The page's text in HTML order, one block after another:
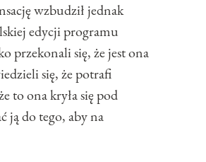
wzbudził jednak
edycji programu
przekonali się, że jest ona
się, że potrafi
to ona kryła się pod
ją do tego, aby na